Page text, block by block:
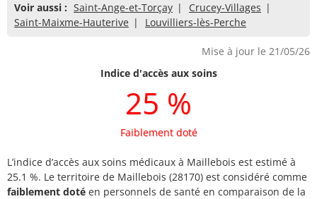
Voir aussi : Saint-Ange-et-Torçay
Crucey-Villages
Saint-Maixme-Hauterive
Louvilliers-lès-Perche
Mise à jour le 21/05/26
Indice d'accès aux soins
25 %
Faiblement doté
L’indice d’accès aux soins médicaux à Maillebois est estimé à
25.1 %. Le territoire de Maillebois (28170) est considéré comme
faiblement doté en personnels de santé en comparaison de la